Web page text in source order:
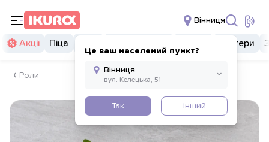
Вінниця
Це ваш населений пункт?
Так Інший
Акції Піца Бургери
Роли